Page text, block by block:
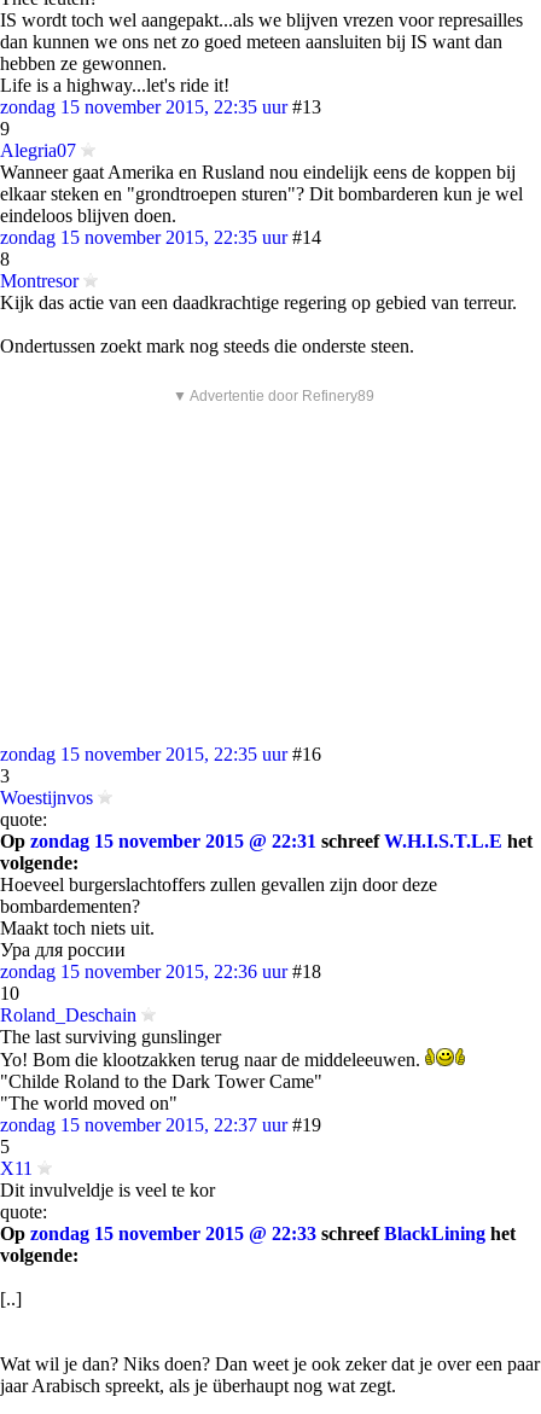
IS wordt toch wel aangepakt...als we blijven vrezen voor represailles
dan kunnen we ons net zo goed meteen aansluiten bij IS want dan
hebben ze gewonnen.
Life is a highway...let's ride it!
zondag 15 november 2015, 22:35 uur #13
9
Alegria07
Wanneer gaat Amerika en Rusland nou eindelijk eens de koppen bij
elkaar steken en "grondtroepen sturen"? Dit bombarderen kun je wel
eindeloos blijven doen.
zondag 15 november 2015, 22:35 uur #14
8
Montresor
Kijk das actie van een daadkrachtige regering op gebied van terreur.
Ondertussen zoekt mark nog steeds die onderste steen.
▼ Advertentie door Refinery89
zondag 15 november 2015, 22:35 uur #16
3
Woestijnvos
quote:
Op zondag 15 november 2015 @ 22:31 schreefW.H.I.S.T.L.E het
volgende:
Hoeveel burgerslachtoffers zullen gevallen zijn door deze
bombardementen?
Maakt toch niets uit.
Ура для россии
zondag 15 november 2015, 22:36 uur #18
10
Roland_Deschain
The last surviving gunslinger
Yo! Bom die klootzakken terug naar de middeleeuwen.
"Childe Roland to the Dark Tower Came"
"The world moved on"
zondag 15 november 2015, 22:37 uur #19
5
X11
Dit invulveldje is veel te kor
quote:
Op zondag 15 november 2015 @ 22:33 schreefBlackLining het
volgende:
[..]
Wat wil je dan? Niks doen? Dan weet je ook zeker dat je over een paar
jaar Arabisch spreekt, als je überhaupt nog wat zegt.